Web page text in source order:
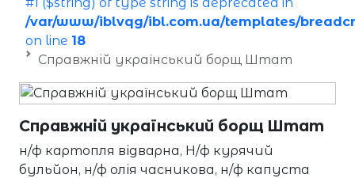
/var/www/iblvqg/ibl.com.ua/templates/
on line 18
Справжній український борщ Штат
Справжній український борщ Штат
н/ф картопля відварна, Н/ф курячий
бульйон, н/ф олія часникова, н/ф капуста